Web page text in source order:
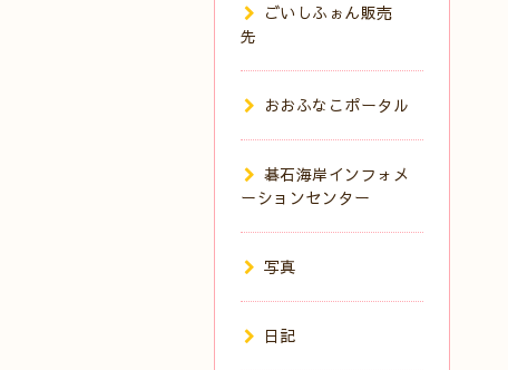
ごいしふぉん販売
先
おおふなこポータル
碁石海岸インフォメ
ーションセンター
写真
日記